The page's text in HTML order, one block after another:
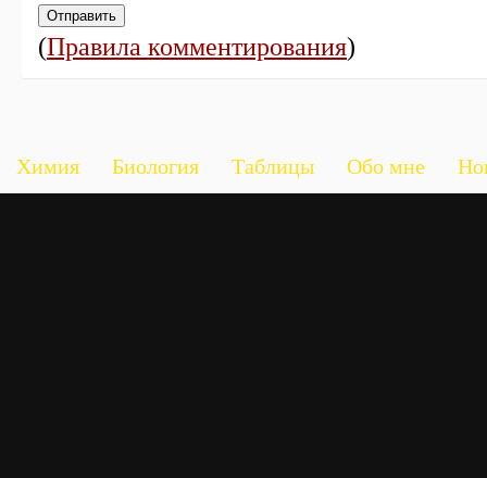
(Правила комментирования)
Химия Биология Таблицы Обо мне